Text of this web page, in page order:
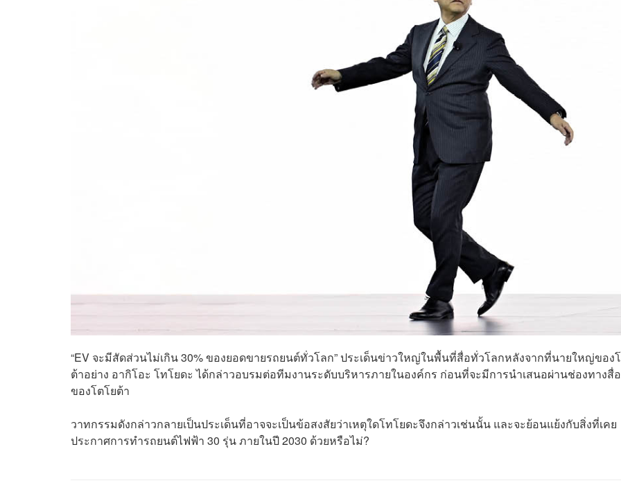
“EV จะมีสัดส่วนไม่เกิน 30% ของยอดขายรถยนต์ทั่วโลก” ประเด็นข่าวใหญ่ในพื้นที่สื่อทั่วโลกหลังจากที่นายใหญ่ของ
ต้าอย่าง อากิโอะ โทโยดะ ได้กล่าวอบรมต่อทีมงานระดับบริหารภายในองค์กร ก่อนที่จะมีการนำเสนอผ่านช่องทางสื่
ของโตโยต้า
วาทกรรมดังกล่าวกลายเป็นประเด็นที่อาจจะเป็นข้อสงสัยว่าเหตุใดโทโยดะจึงกล่าวเช่นนั้น และจะย้อนแย้งกับสิ่งที่เคย
ประกาศการทำรถยนต์ไฟฟ้า 30 รุ่น ภายในปี 2030 ด้วยหรือไม่?